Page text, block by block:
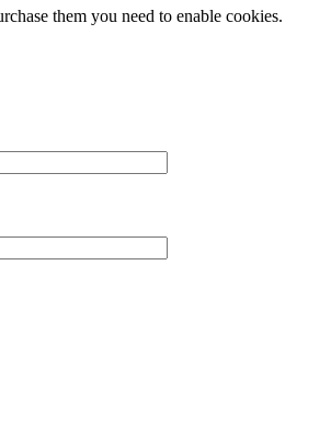
them you need to enable cookies.